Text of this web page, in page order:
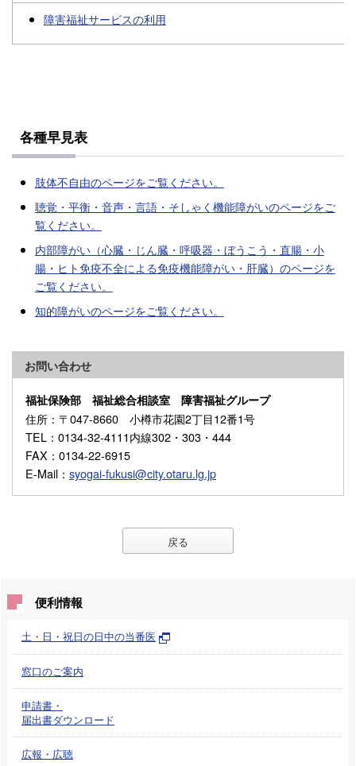
障害福祉サービスの利用
各種早見表
肢体不自由のページをご覧ください。
聴覚・平衡・音声・言語・そしゃく機能障がいのページをご
覧ください。
内部障がい（心臓・じん臓・呼吸器・ぼうこう・直腸・小
腸・ヒト免疫不全による免疫機能障がい・肝臓）のページを
ご覧ください。
知的障がいのページをご覧ください。
お問い合わせ
福祉保険部 福祉総合相談室 障害福祉グループ
住所 ：〒047-8660 小樽市花園2丁目12番1号
TEL ：0134-32-4111内線302・303・444
FAX ：0134-22-6915
E-Mail ： syogai-fukusi@city.otaru.lg.jp
戻る
便利情報
土・日・祝日の日中の当番医
窓口のご案内
申請書・
届出書ダウンロード
広報・広聴